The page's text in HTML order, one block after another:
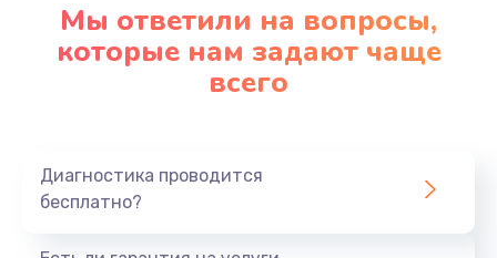
Мы ответили на вопросы,
которые нам задают чаще
всего
Диагностика проводится
бесплатно?